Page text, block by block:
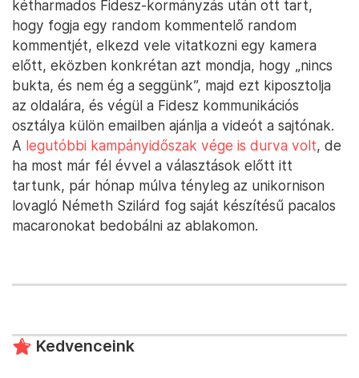
kétharmados Fidesz-kormányzás után ott tart,
hogy fogja egy random kommentelő random
kommentjét, elkezd vele vitatkozni egy kamera
előtt, eközben konkrétan azt mondja, hogy „nincs
bukta, és nem ég a seggünk”, majd ezt kiposztolja
az oldalára, és végül a Fidesz kommunikációs
osztálya külön emailben ajánlja a videót a sajtónak.
A legutóbbi kampányidőszak vége is durva volt, de
ha most már fél évvel a választások előtt itt
tartunk, pár hónap múlva tényleg az unikornison
lovagló Németh Szilárd fog saját készítésű pacalos
macaronokat bedobálni az ablakomon.
Kedvenceink